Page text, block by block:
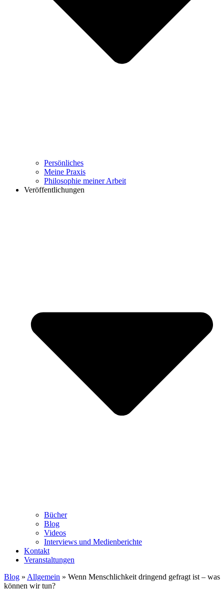
Persönliches
Meine Praxis
Philosophie meiner Arbeit
Veröffentlichungen
Bücher
Blog
Videos
Interviews und Medienberichte
Kontakt
Veranstaltungen
Blog » Allgemein » Wenn Menschlichkeit dringend gefragt ist – was
können wir tun?